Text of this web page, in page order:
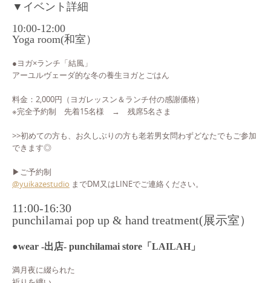
▼イベント詳細
10:00-12:00
Yoga room(和室）
●ヨガ×ランチ「結風」
アーユルヴェーダ的な冬の養生ヨガとごはん
料金：2,000円（ヨガレッスン＆ランチ付の感謝価格）
※完全予約制 先着15名様 → 残席5名さま
>>初めての方も、お久しぶりの方も老若男女問わずどなたでもご参加
できます◎
▶︎ご予約制
@yuikazestudio までDM又はLINEでご連絡ください。
11:00-16:30
punchilamai pop up & hand treatment(展示室）
●wear -出店- punchilamai store「LAILAH」
満月夜に綴られた